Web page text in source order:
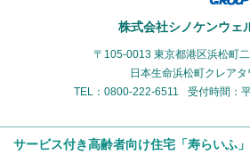
株式会社シノケンウェ
〒105-0013 東京都港区浜松町
日本生命浜松町クレアタ
TEL：0800-222-6511
受付時間：
サービス付き高齢者向け住宅「寿らいふ」